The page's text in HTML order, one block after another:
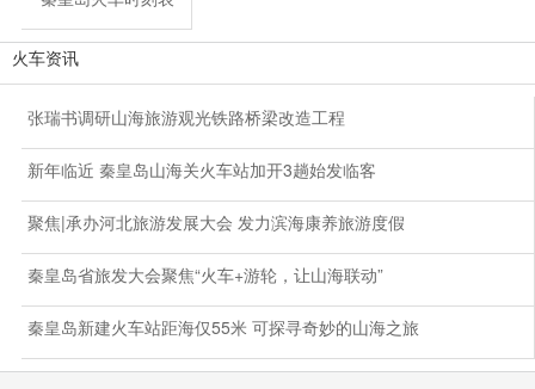
火车资讯
张瑞书调研山海旅游观光铁路桥梁改造工程
新年临近 秦皇岛山海关火车站加开3趟始发临客
聚焦|承办河北旅游发展大会 发力滨海康养旅游度假
秦皇岛省旅发大会聚焦“火车+游轮，让山海联动”
秦皇岛新建火车站距海仅55米 可探寻奇妙的山海之旅